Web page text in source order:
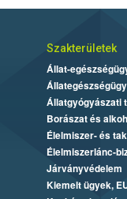
Szakterületek
Állat-
Állatgyógyászati
Borászat és
Élelmiszer- és
Élelmiszerlánc-
Járványvédelem
Kiemelt ügyek,